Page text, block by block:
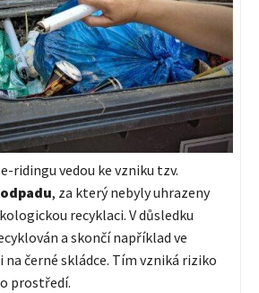
ridingu vedou ke vzniku tzv.
, za který nebyly uhrazeny
recyklaci. V důsledku
a skončí například ve
na černé skládce. Tím vzniká riziko
prostředí.